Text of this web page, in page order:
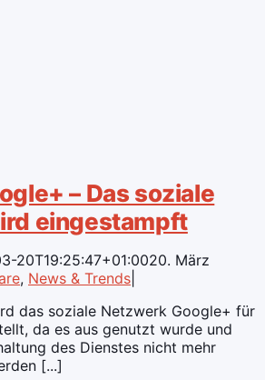
– Das soziale
eingestampft
20T19:25:47+01:0020. März
, News & Trends
das soziale Netzwerk Google+ für
da es aus genutzt wurde und
des Dienstes nicht mehr
[...]